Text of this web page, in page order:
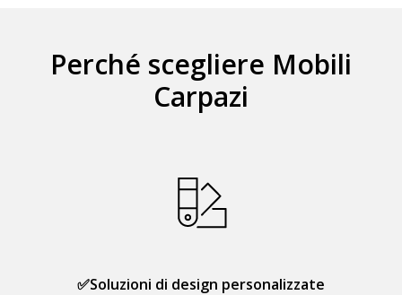
Perché scegliere Mobili
Carpazi
✅Soluzioni di design personalizzate